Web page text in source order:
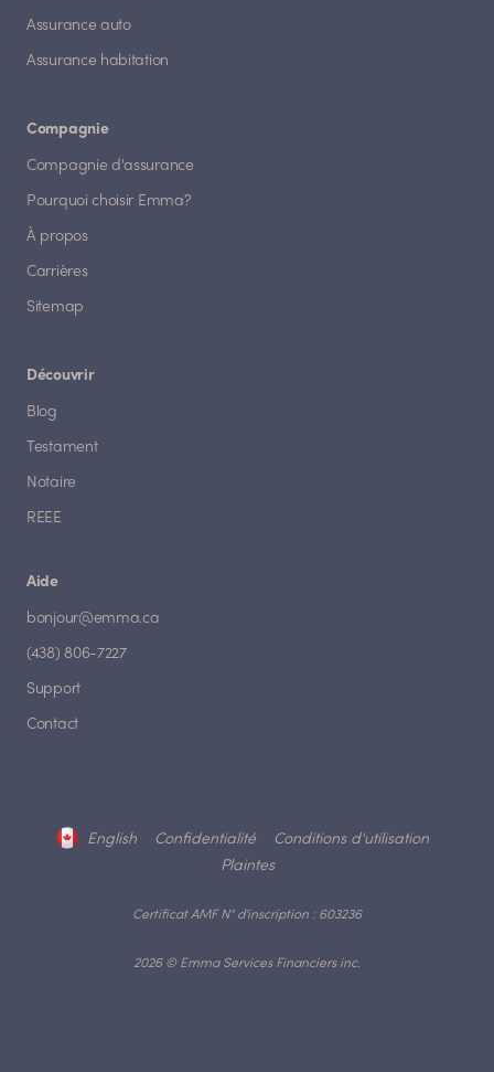
Assurance auto
Assurance habitation
Compagnie
Compagnie d'assurance
Pourquoi choisir Emma?
À propos
Carrières
Sitemap
Découvrir
Blog
Testament
Notaire
REEE
Aide
bonjour@emma.ca
(438) 806-7227
Support
Contact
2026 © Emma Services Financiers inc.
Certificat AMF N° d'inscription : 603236
English Confidentialité
Conditions d'utilisation
Plaintes